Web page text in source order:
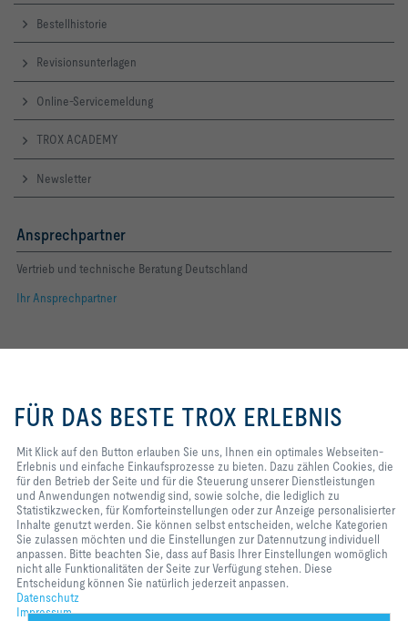
Bestellhistorie
Revisionsunterlagen
Online-Servicemeldung
TROX ACADEMY
Newsletter
Ansprechpartner
Vertrieb und technische Beratung Deutschland
Ihr Ansprechpartner
FACEBOOK
LINKEDIN
INSTAGRAM
Home Kontakt Impressum AGB
Einkaufsbedingungen
Code of Conduct
Datenschutz Disclaimer 2026 © TROX SE
Sie uns, Ihnen ein optimales
Webseiten-Erlebnis und einfache
zählen Cookies, die für den Betrieb
der Seite und für die Steuerung
unserer Dienstleistungen und
Anwendungen notwendig sind,
sowie solche, die lediglich zu
Statistikzwecken, für
Komforteinstellungen oder zur
Anzeige personalisierter Inhalte
genutzt werden. Sie können selbst
entscheiden, welche Kategorien
Einstellungen zur Datennutzung
FÜR DAS BESTE TROX ERLEBNIS
Mit Klick auf den Button erlauben Sie uns, Ihnen ein optimales Webseiten-
Erlebnis und einfache Einkaufsprozesse zu bieten. Dazu zählen Cookies, die
für den Betrieb der Seite und für die Steuerung unserer Dienstleistungen
und Anwendungen notwendig sind, sowie solche, die lediglich zu
Statistikzwecken, für Komforteinstellungen oder zur Anzeige personalisierter
Inhalte genutzt werden. Sie können selbst entscheiden, welche Kategorien
Sie zulassen möchten und die Einstellungen zur Datennutzung individuell
anpassen. Bitte beachten Sie, dass auf Basis Ihrer Einstellungen womöglich
nicht alle Funktionalitäten der Seite zur Verfügung stehen. Diese
Entscheidung können Sie natürlich jederzeit anpassen.
Datenschutz
Impressum